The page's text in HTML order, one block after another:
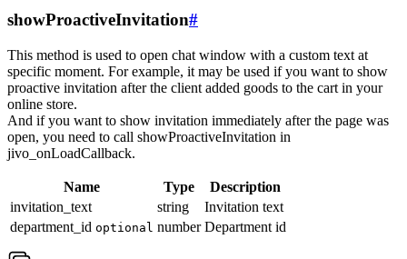
showProactiveInvitation#
This method is used to open chat window with a custom text at
specific moment. For example, it may be used if you want to show
proactive invitation after the client added goods to the cart in your
online store.
And if you want to show invitation immediately after the page was
open, you need to call showProactiveInvitation in
jivo_onLoadCallback.
Name Type
Description
invitation_text
string
Invitation text
department_id optional number Department id